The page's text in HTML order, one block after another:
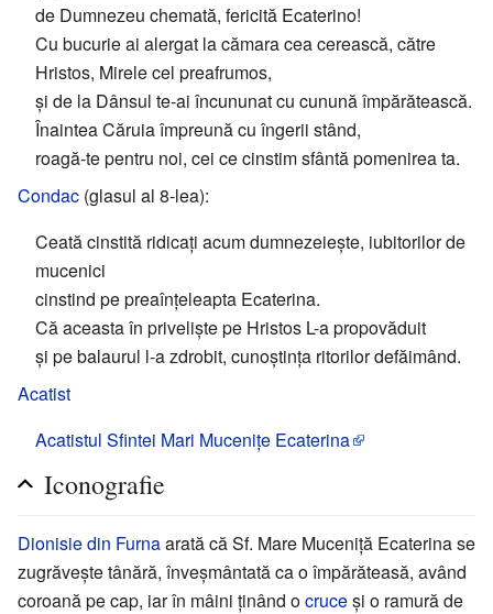
de Dumnezeu chemată, fericită Ecaterino!
Cu bucurie ai alergat la cămara cea cerească, către
Hristos, Mirele cel preafrumos,
și de la Dânsul te-ai încununat cu cunună împărătească.
Înaintea Căruia împreună cu îngerii stând,
roagă-te pentru noi, cei ce cinstim sfântă pomenirea ta.
Condac (glasul al 8-lea):
Ceată cinstită ridicați acum dumnezeiește, iubitorilor de
mucenici
cinstind pe preaînțeleapta Ecaterina.
Că aceasta în priveliște pe Hristos L-a propovăduit
și pe balaurul l-a zdrobit, cunoștința ritorilor defăimând.
Acatist
Acatistul Sfintei Mari Mucenițe Ecaterina
Iconografie
Dionisie din Furnaarată că Sf. Mare Muceniță Ecaterina se
zugrăvește tânără, înveșmântată ca o împărăteasă, având
coroană pe cap, iar în mâini ținând ocruceși o ramură de